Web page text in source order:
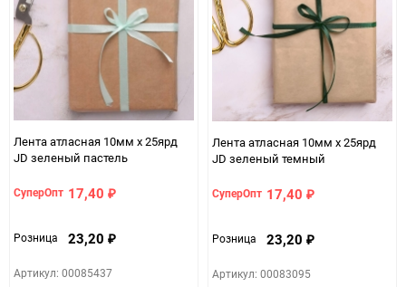
Лента атласная 10мм х 25ярд
JD зеленый пастель
СуперОпт 17,40 ₽
Розница 23,20 ₽
Артикул: 00085437
Лента атласная 10мм х 25ярд
JD зеленый темный
СуперОпт 17,40 ₽
Розница 23,20 ₽
Артикул: 00083095